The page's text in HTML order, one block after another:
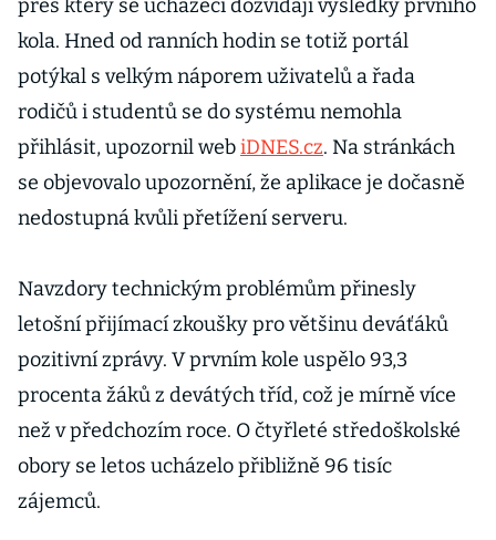
přes který se uchazeči dozvídají výsledky prvního
kola. Hned od ranních hodin se totiž portál
potýkal s velkým náporem uživatelů a řada
rodičů i studentů se do systému nemohla
přihlásit, upozornil webiDNES.cz. Na stránkách
se objevovalo upozornění, že aplikace je dočasně
nedostupná kvůli přetížení serveru.
Navzdory technickým problémům přinesly
letošní přijímací zkoušky pro většinu deváťáků
pozitivní zprávy. V prvním kole uspělo 93,3
procenta žáků z devátých tříd, což je mírně více
než v předchozím roce. O čtyřleté středoškolské
obory se letos ucházelo přibližně 96 tisíc
zájemců.